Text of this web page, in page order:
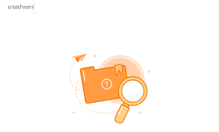
นามปากกา